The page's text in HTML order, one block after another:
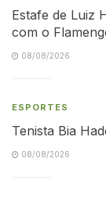
Estafe de Luiz
com o
08/08/2026
ESPORTES
Tenista Bia
08/08/2026